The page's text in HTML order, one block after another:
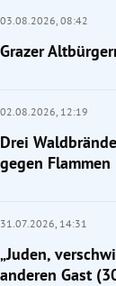
03.08.2026, 08:42
Grazer
02.08.2026, 12:19
Drei
gegen Flammen
31.07.2026, 14:31
„Juden,
anderen Gast